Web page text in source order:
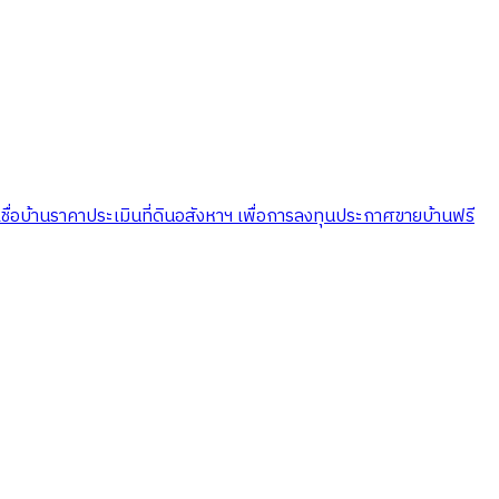
อบ้านราคาประเมินที่ดินอสังหาฯ เพื่อการลงทุนประกาศขายบ้านฟรี